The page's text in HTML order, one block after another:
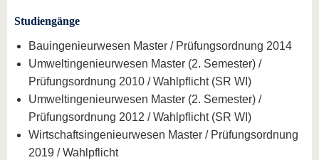
Studiengänge
Bauingenieurwesen Master / Prüfungsordnung 2014
Umweltingenieurwesen Master (2. Semester) /
Prüfungsordnung 2010 / Wahlpflicht (SR WI)
Umweltingenieurwesen Master (2. Semester) /
Prüfungsordnung 2012 / Wahlpflicht (SR WI)
Wirtschaftsingenieurwesen Master / Prüfungsordnung
2019 / Wahlpflicht